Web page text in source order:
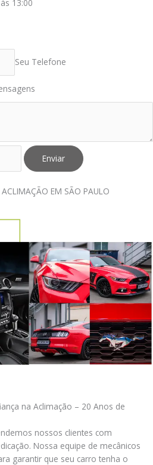
Seu Telefone
Enviar
EM SÃO PAULO
na Aclimação – 20 Anos de
nossos clientes com
Nossa equipe de mecânicos
garantir que seu carro tenha o